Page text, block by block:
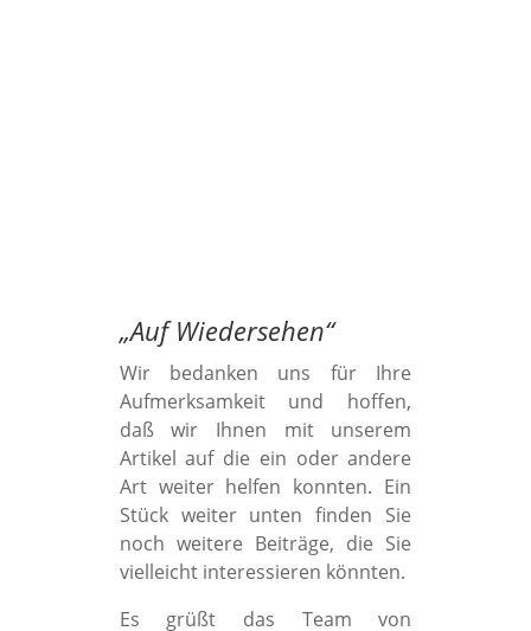
„Auf Wiedersehen“
Wir bedanken uns für Ihre
Aufmerksamkeit und hoffen,
daß wir Ihnen mit unserem
Artikel auf die ein oder andere
Art weiter helfen konnten. Ein
Stück weiter unten finden Sie
noch weitere Beiträge, die Sie
vielleicht interessieren könnten.
Es grüßt das Team von